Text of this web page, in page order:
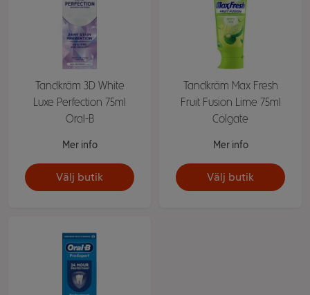
Tandkräm 3D White
Luxe Perfection 75ml
Oral-B
Mer info
Välj butik
Tandkräm Max Fresh
Fruit Fusion Lime 75ml
Colgate
Mer info
Välj butik